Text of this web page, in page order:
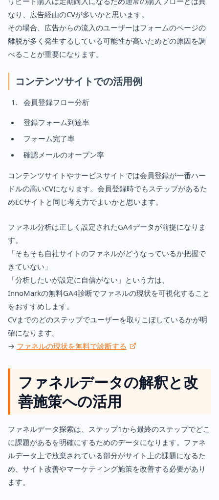
なり、広告経由のCVが多いかと思います。
その場合、広告からの流入のユーザーはフォームのページの
離脱が多く発生するしている可能性が高いためどの原因を調
べることが重要になります。
コンテンツサイトでの活用例
会員登録フロー分析
登録フォーム到達率
フォーム完了率
確認メールのオープン率
コンテンツサイトやサービスサイトでは会員登録が一番ハー
ドルの高いCVになります。会員登録時でもステップがあるた
めECサイトと同じ考え方でよいかと思います。
ファネル分析は正しく設定されたGA4データが前提になりま
す。
「そもそも自社サイトのファネルがどうなっているか把握で
きていない」
「分析したいが設定に自信がない」という方は、
InnoMarkの無料GA4診断でファネルの現状を可視化すること
をおすすめします。
CVまでのどのステップでユーザーを取りこぼしているかが明
確になります。
→ ファネルの現状を無料で診断する
ファネルデータの解釈と改
善施策への活用
ファネルデータ探索は、ステップ1から最終のステップでどこ
に課題があるを明確にするためのデータになります。ファネ
ルデータ上で放棄されている部分がサイト上の課題になるた
め、サイト改善やマーケティング施策を改善する必要があり
ます。